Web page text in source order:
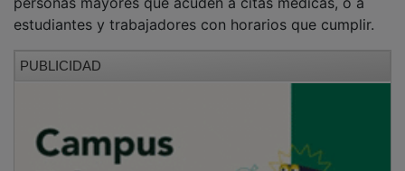
estudiantes y trabajadores con horarios que cumplir.